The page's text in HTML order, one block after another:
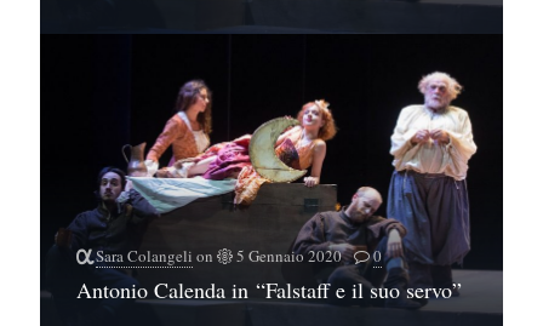
Sara Colangeli on 5 Gennaio 2020 0
Antonio Calenda in “Falstaff e il suo servo”